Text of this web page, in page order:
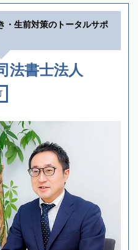
・生前対策のトータルサポ
法書士法人